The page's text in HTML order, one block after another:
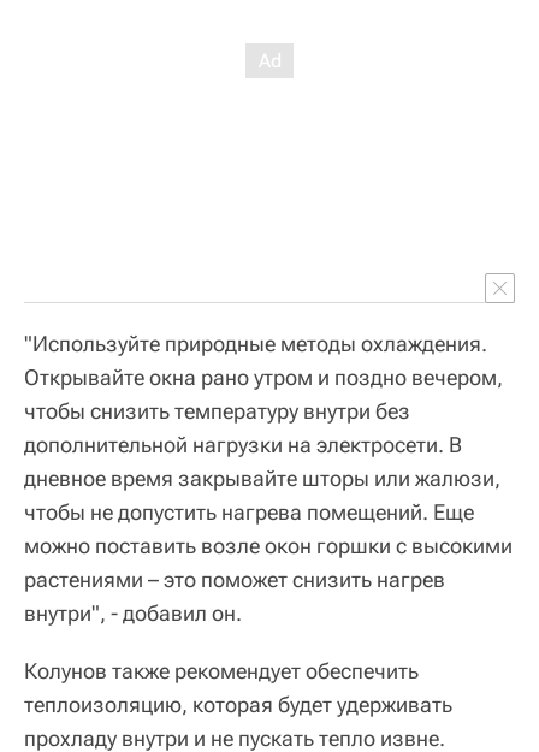
"Используйте природные методы охлаждения.
Открывайте окна рано утром и поздно вечером,
чтобы снизить температуру внутри без
дополнительной нагрузки на электросети. В
дневное время закрывайте шторы или жалюзи,
чтобы не допустить нагрева помещений. Еще
можно поставить возле окон горшки с высокими
растениями – это поможет снизить нагрев
внутри", - добавил он.
Колунов также рекомендует обеспечить
теплоизоляцию, которая будет удерживать
прохладу внутри и не пускать тепло извне.